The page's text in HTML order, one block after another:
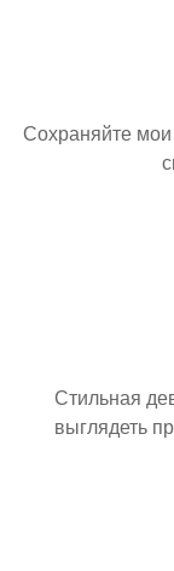
Сохраняйте
Стильная
выглядеть